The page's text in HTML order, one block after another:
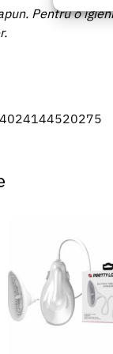
Pentru o
4024144520275